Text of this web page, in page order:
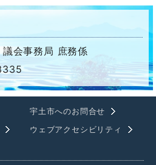
会事務局 庶務係
宇土市へのお問合せ
ウェブアクセシビリティ